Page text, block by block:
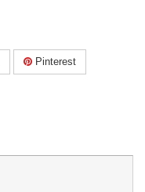
Pinterest